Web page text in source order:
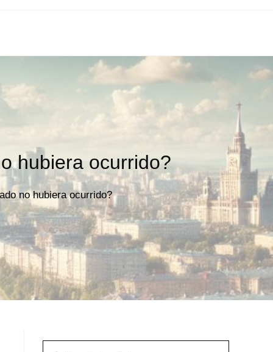
hubiera ocurrido?
no hubiera ocurrido?